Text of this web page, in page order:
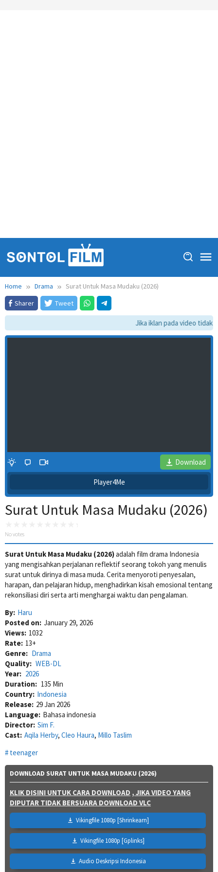
Home Drama
Surat Untuk Masa Mudaku (2026)
Sharer
Tweet
Jika iklan pada video tidak
4 Wait Time
Download
Player4Me
Surat Untuk Masa Mudaku (2026)
No votes
Surat Untuk Masa Mudaku (2026)adalah film drama Indonesia
yang mengisahkan perjalanan reflektif seorang tokoh yang menulis
surat untuk dirinya di masa muda. Cerita menyoroti penyesalan,
harapan, dan pelajaran hidup, menghadirkan kisah emosional tentang
rekonsiliasi diri serta arti menghargai waktu dan pengalaman.
By: Haru
Posted on: January 29, 2026
Views: 1032
Rate: 13+
Genre: Drama
Quality: WEB-DL
Year: 2026
Duration: 135 Min
Country: Indonesia
Release: 29 Jan 2026
Language: Bahasa indonesia
Director: Sim F.
Cast: Aqila Herby, Cleo Haura, Millo Taslim
teenager
DOWNLOAD SURAT UNTUK MASA MUDAKU (2026)
KLIK DISINI UNTUK CARA DOWNLOAD , JIKA VIDEO YANG
DIPUTAR TIDAK BERSUARA DOWNLOAD VLC
Vikingfile 1080p [Shrinkearn]
Vikingfile 1080p [Gplinks]
Audio Deskripsi Indonesia